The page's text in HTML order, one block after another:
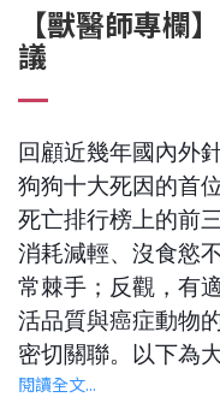
【獸醫師專欄
議
回顧近幾年國內外
狗狗十大死因的首
死亡排行榜上的前
消耗減輕、沒食慾
常棘手；反觀，有
活品質與癌症動物
密切關聯。以下為
閱讀全文...